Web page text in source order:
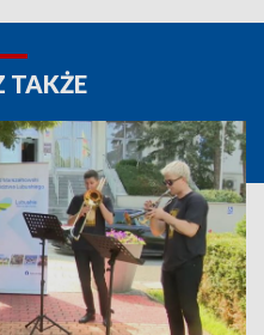
TAKŻE